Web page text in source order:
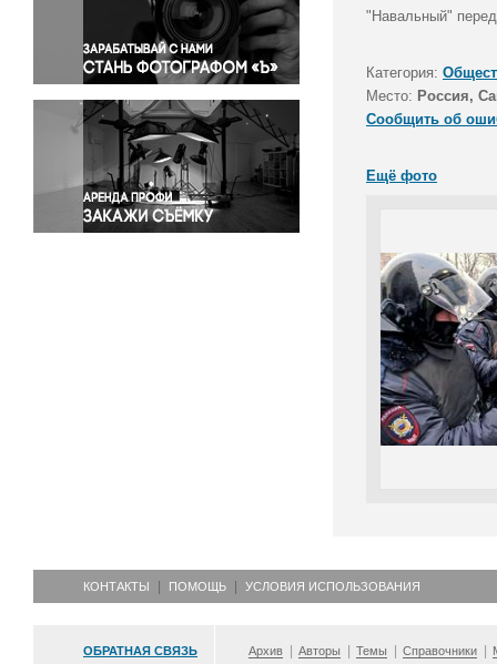
Правосудие
Происшествия и конфликты
Религия
Светская жизнь
Спорт
Экология
Экономика и бизнес
"Навальный"
Категория:
Место: Россия,
Сообщить об
Ещё фото
КОНТАКТЫ ПОМОЩЬ УСЛОВИЯ ИСПОЛЬЗОВАНИЯ
ОБРАТНАЯ СВЯЗЬ Архив Авторы Темы Справочники